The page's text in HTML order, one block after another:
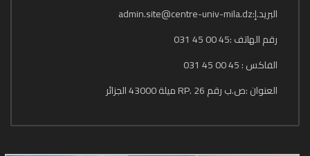
البريد.إ:admin.site@centre-univ-mila.dz
رقم الهاتف :45 00 45 031
الفاكس : 45 00 45 031
العنوان :ص.ب رقم 26 .RP ميلة 43000 الجزائر